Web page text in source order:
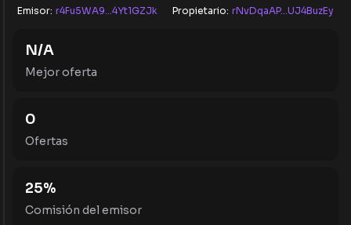
Emisor: r4Fu5WA9...4Yt1GZJk Propietario: rNvDqaAP...UJ4BuzEy
Mejor oferta
N/A
Ofertas
0
Comisión del emisor
25%